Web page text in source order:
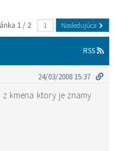
1 / 2 Nasledujúca
RSS
24/03/2008 15:37
z kmena ktory je znamy